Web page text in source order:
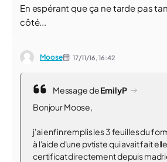
En espérant que ça ne tarde pas
côté...
Moose 17/11/16,16:42
Message deEmilyP
Bonjour Moose,
j'ai enfin remplis les 3 feuilles du
à l'aide d'une pvtiste qui avait fait
certificat directement depuis